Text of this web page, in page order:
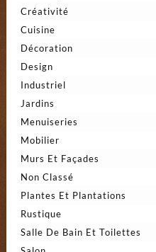
Créativité
Cuisine
Décoration
Design
Industriel
Jardins
Menuiseries
Mobilier
Murs Et Façades
Non Classé
Plantes Et Plantations
Rustique
Salle De Bain Et Toilettes